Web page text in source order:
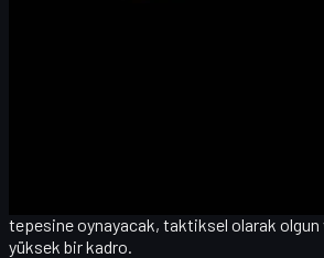
Bu iki hamle, kağıt üzerinde yeni bir marka
bir proje olduğunun
Astralis'in beyni olarak tanıdığımız gla1ve
kaldırmış olan rain, süperstar statüsünde
100 Thieves tarafı bu dönüşü "yeni bir çağın
konumlarken; toplulukta da beklenti
tepesine oynayacak, taktiksel olarak olgun
yüksek bir kadro.